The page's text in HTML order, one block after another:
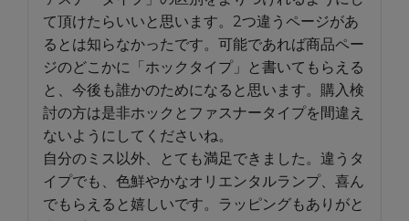
て頂けたらいいと思います。2つ違うページがあ
るとは知らなかったです。可能であれば商品ペー
ジのどこかに「ホックタイプ」と書いてもらえる
と、今後も誰かのためになると思います。購入検
討の方は是非ホックとファスナータイプを間違え
ないようにしてくださいね。
自分のミス以外、とても満足できました。違うタ
イプでも、色鮮やかなオリエンタルランプ、喜ん
でもらえると嬉しいです。ラッピングもありがと